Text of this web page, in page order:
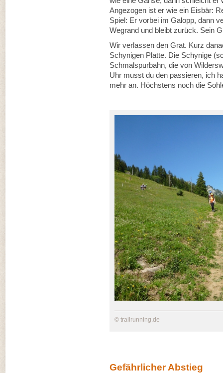
Angezogen ist er wie ein Eisbär:
Spiel: Er vorbei im Galopp, dann
Wegrand und bleibt zurück. Sein
Wir verlassen den Grat. Kurz
Schynigen Platte. Die Schynige
Schmalspurbahn, die von
Uhr musst du den passieren, ich
mehr an. Höchstens noch die
© trailrunning.de
Gefährlicher Abstieg